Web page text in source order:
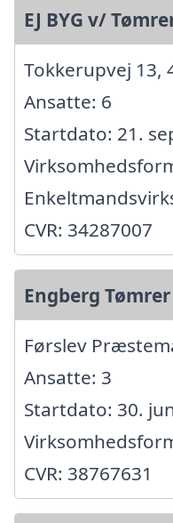
EJ BYG v/
Tokkerupvej 13,
Ansatte: 6
Startdato: 21.
CVR: 34287007
Engberg
Førslev
Ansatte: 3
Startdato: 30.
CVR: 38767631